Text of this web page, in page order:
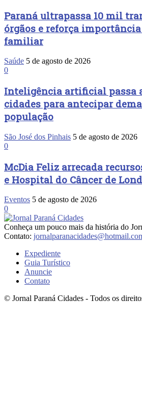
Paraná ultrapassa 10 mil
órgãos e reforça
familiar
Saúde 5 de agosto de 2026
0
Inteligência artificial passa
cidades para antecipar
população
São José dos Pinhais 5 de agosto de 2026
0
McDia Feliz arrecada
e Hospital do Câncer de
Eventos 5 de agosto de 2026
0
Conheça um pouco mais da história do
Contato:
Expediente
Guia Turístico
Anuncie
Contato
© Jornal Paraná Cidades - Todos os